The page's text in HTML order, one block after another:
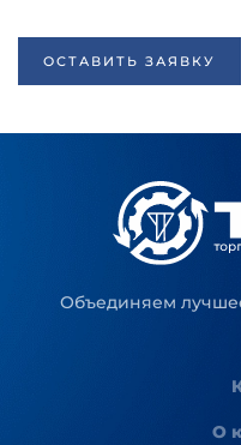
ОСТАВИТЬ ЗАЯВКУ
Объединяем
О